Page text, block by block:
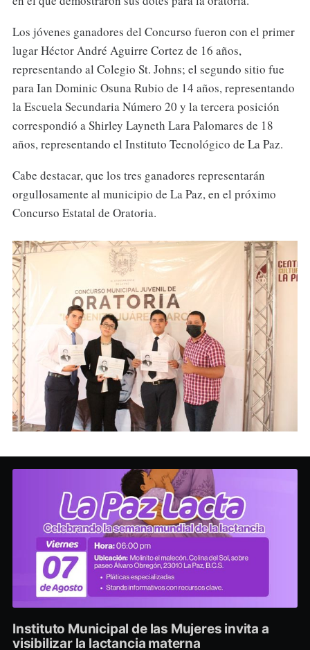
Los jóvenes ganadores del Concurso fueron con el primer
lugar Héctor André Aguirre Cortez de 16 años,
representando al Colegio St. Johns; el segundo sitio fue
para Ian Dominic Osuna Rubio de 14 años, representando
la Escuela Secundaria Número 20 y la tercera posición
correspondió a Shirley Layneth Lara Palomares de 18
años, representando el Instituto Tecnológico de La Paz.
Cabe destacar, que los tres ganadores representarán
orgullosamente al municipio de La Paz, en el próximo
Concurso Estatal de Oratoria.
Instituto Municipal de las Mujeres invita a
visibilizar la lactancia materna